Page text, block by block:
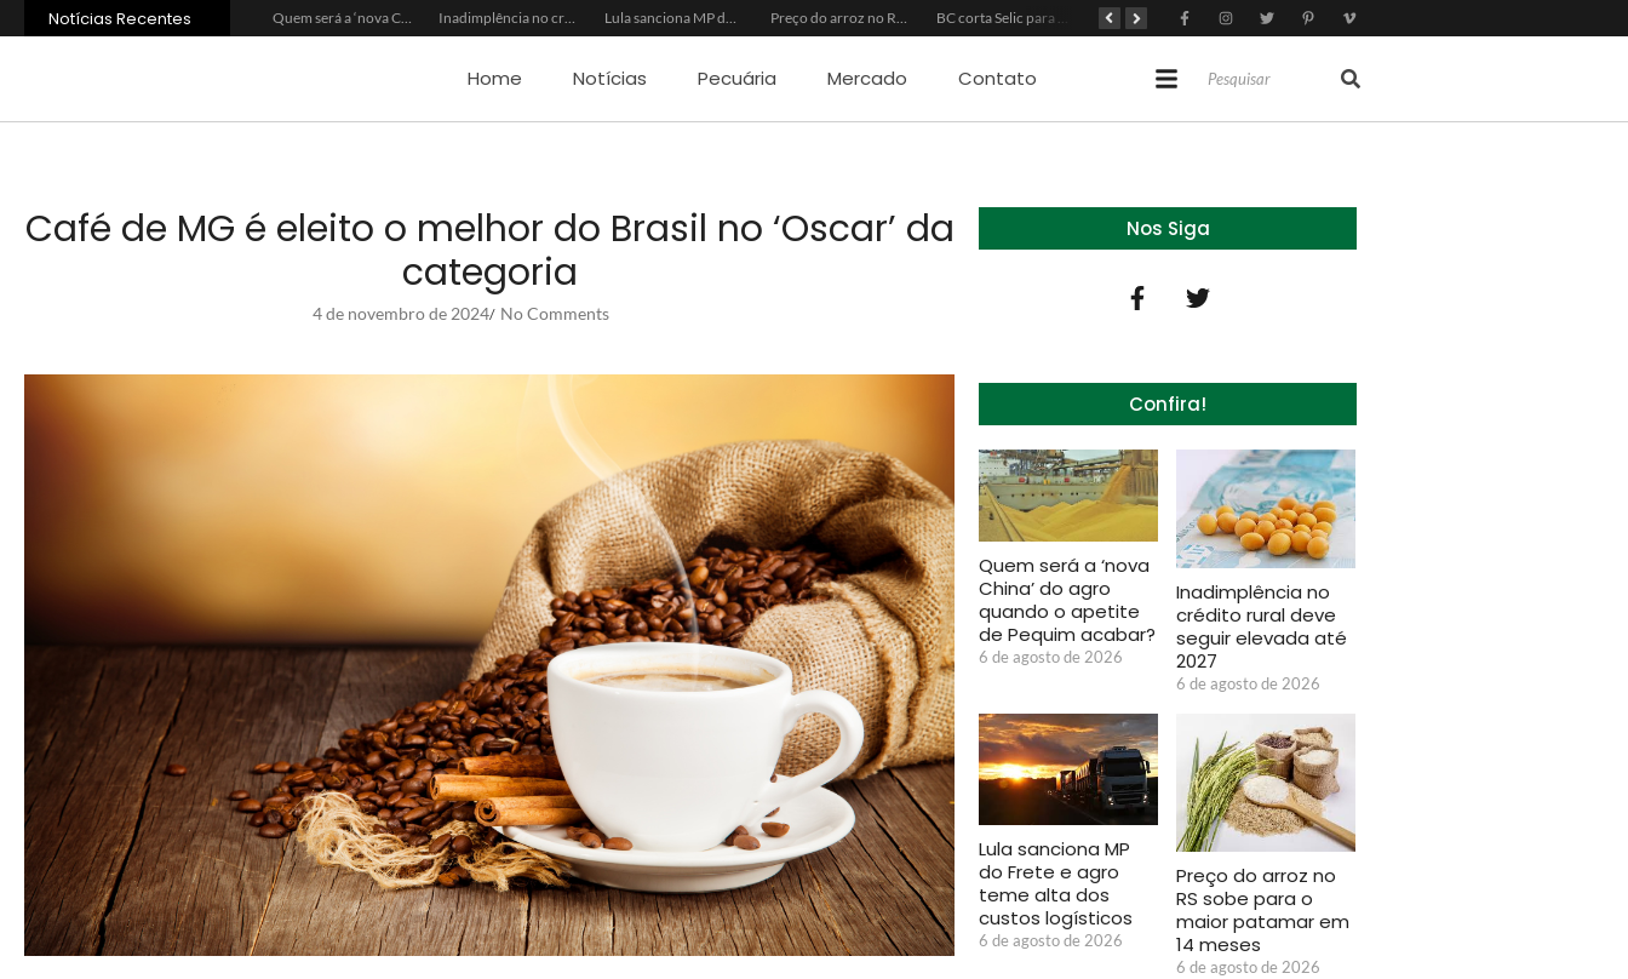
Notícias Recentes
Agroleite 2026 abre com anúncio do curso de Medicina Veterinária e R$ 215 milhões em investimentos Quem será a ‘nova China’ do agro quando o apetite de Pequim acabar? Inadimplência no crédito rural deve seguir elevada até 2027 Lula sanciona MP do Frete e agro teme alta dos custos logísticos Preço do arroz no RS sobe para o maior patamar em 14 meses BC corta Selic para 14% ao ano e deixa “porta aberta” para próxima reunião Brasil tem 2º maior juro real do mundo
Home Notícias Pecuária Mercado Contato
Café de MG é eleito o melhor do Brasil no ‘Oscar’ da
categoria
4 de novembro de 2024/ No Comments
Nos Siga
Confira!
Quem será a ‘nova
China’ do agro
quando o apetite
de Pequim acabar?
6 de agosto de 2026
Inadimplência no
crédito rural deve
seguir elevada até
2027
6 de agosto de 2026
Lula sanciona MP
do Frete e agro
teme alta dos
custos logísticos
6 de agosto de 2026
Preço do arroz no
RS sobe para o
maior patamar em
14 meses
6 de agosto de 2026